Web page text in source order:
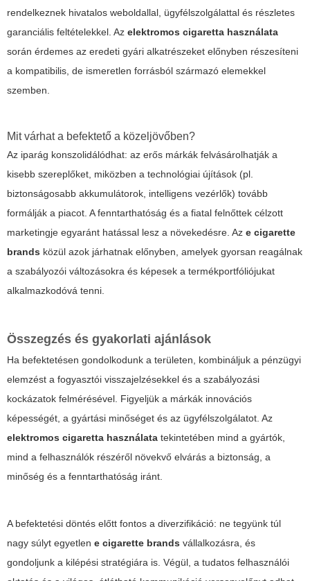
rendelkeznek hivatalos weboldallal, ügyfélszolgálattal és részletes
garanciális feltételekkel. Az elektromos cigaretta használata
során érdemes az eredeti gyári alkatrészeket előnyben részesíteni
a kompatibilis, de ismeretlen forrásból származó elemekkel
szemben.
Mit várhat a befektető a közeljövőben?
Az iparág konszolidálódhat: az erős márkák felvásárolhatják a
kisebb szereplőket, miközben a technológiai újítások (pl.
biztonságosabb akkumulátorok, intelligens vezérlők) tovább
formálják a piacot. A fenntarthatóság és a fiatal felnőttek célzott
marketingje egyaránt hatással lesz a növekedésre. Az e cigarette
brands közül azok járhatnak előnyben, amelyek gyorsan reagálnak
a szabályozói változásokra és képesek a termékportfóliójukat
alkalmazkodóvá tenni.
Összegzés és gyakorlati ajánlások
Ha befektetésen gondolkodunk a területen, kombináljuk a pénzügyi
elemzést a fogyasztói visszajelzésekkel és a szabályozási
kockázatok felmérésével. Figyeljük a márkák innovációs
képességét, a gyártási minőséget és az ügyfélszolgálatot. Az
elektromos cigaretta használata tekintetében mind a gyártók,
mind a felhasználók részéről növekvő elvárás a biztonság, a
minőség és a fenntarthatóság iránt.
A befektetési döntés előtt fontos a diverzifikáció: ne tegyünk túl
nagy súlyt egyetlen e cigarette brands vállalkozásra, és
gondoljunk a kilépési stratégiára is. Végül, a tudatos felhasználói